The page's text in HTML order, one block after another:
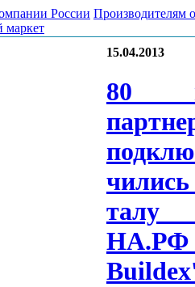
России Производителям
15.04.2013
80